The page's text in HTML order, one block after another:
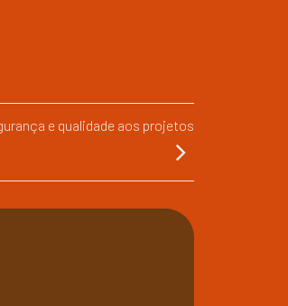
e qualidade aos projetos